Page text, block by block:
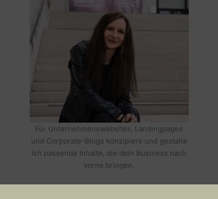
Für Unternehmenswebsites, Landingpages
und Corporate-Blogs konzipiere und gestalte
ich passende Inhalte, die dein Business nach
vorne bringen.